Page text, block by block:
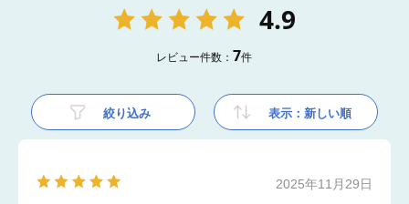
4.9
レビュー件数：7件
絞り込み 表示：新しい順
2025年11月29日